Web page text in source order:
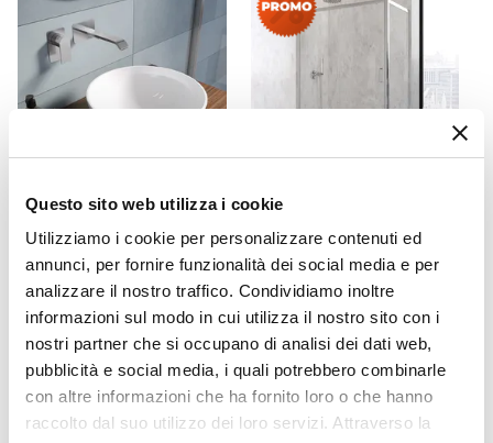
Questo sito web utilizza i cookie
Utilizziamo i cookie per personalizzare contenuti ed
annunci, per fornire funzionalità dei social media e per
analizzare il nostro traffico. Condividiamo inoltre
informazioni sul modo in cui utilizza il nostro sito con i
nostri partner che si occupano di analisi dei dati web,
pubblicità e social media, i quali potrebbero combinarle
con altre informazioni che ha fornito loro o che hanno
raccolto dal suo utilizzo dei loro servizi. Attraverso la
Acciaio
Finitura
Lucida
Colore
Posizione Attacchi
No
Potenza Termica ΔT 30°
444 W
Potenza Termica ΔT 50°
845 W
Valvola Di Sfiato
Inclusa
CODICE:CBY-L42B
Lavabo d'appoggio 40x12 h
cm bianco lucido - Colby
€ 83,00
CODICE:
Box doccia 70x130 cm
scorrevole vetro temperato
6mm trasparente 185h -
Young
€ 184,00 € 230,00 20,00%